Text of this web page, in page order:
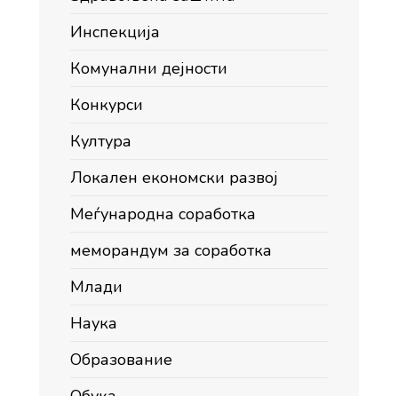
Инспекција
Комунални дејности
Конкурси
Култура
Локален економски развој
Меѓународна соработка
меморандум за соработка
Млади
Наука
Образование